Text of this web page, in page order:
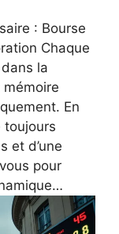
: Bourse
Chaque
la
En
toujours
et d’une
pour